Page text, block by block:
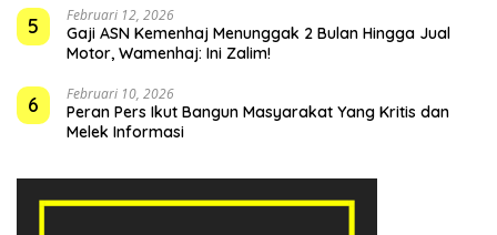
5 Februari 12, 2026
Gaji ASN Kemenhaj Menunggak 2 Bulan Hingga Jual
Motor, Wamenhaj: Ini Zalim!
6 Februari 10, 2026
Peran Pers Ikut Bangun Masyarakat Yang Kritis dan
Melek Informasi